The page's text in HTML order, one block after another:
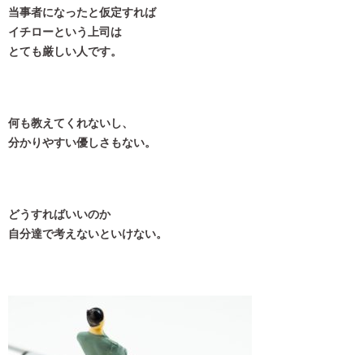
当事者になったと仮定すれば
イチローという上司は
とても厳しい人です。
何も教えてくれないし、
分かりやすい優しさもない。
どうすればいいのか
自分達で考えないといけない。